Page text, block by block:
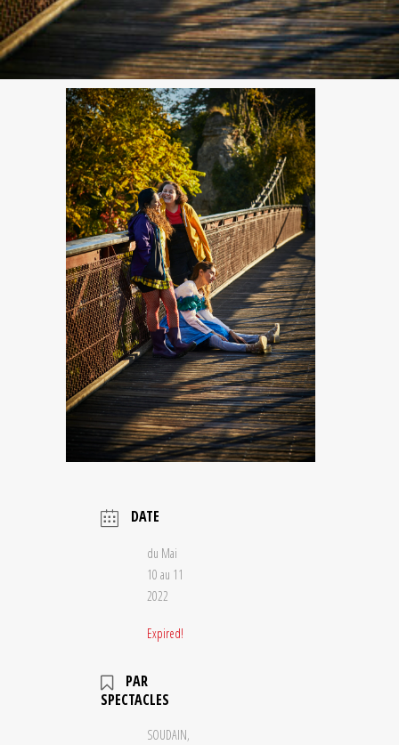
DATE
du Mai
10 au 11
2022
Expired!
PAR
SPECTACLES
SOUDAIN,